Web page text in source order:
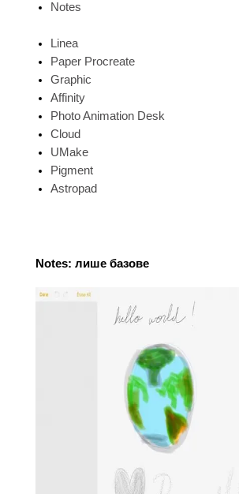
Notes
Linea
Paper Procreate
Graphic
Affinity
Photo Animation Desk
Cloud
UMake
Pigment
Astropad
Notes: лише базове